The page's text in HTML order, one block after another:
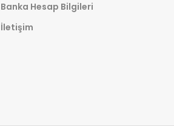
Banka Hesap Bilgileri
İletişim